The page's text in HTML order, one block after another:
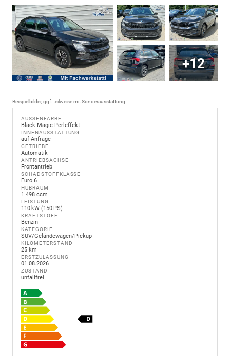
+12
Beispielbilder, ggf. teilweise mit Sonderausstattung
AUSSENFARBE
Black Magic Perleffekt
INNENAUSSTATTUNG
auf Anfrage
GETRIEBE
Automatik
ANTRIEBSACHSE
Frontantrieb
SCHADSTOFFKLASSE
Euro 6
HUBRAUM
1.498 ccm
LEISTUNG
110 kW (150 PS)
KRAFTSTOFF
Benzin
KATEGORIE
SUV/Geländewagen/Pickup
KILOMETERSTAND
25 km
ERSTZULASSUNG
01.08.2026
ZUSTAND
unfallfrei